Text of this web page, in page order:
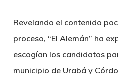
Revelando el contenido
proceso, “El Alemán” ha
escogían los candidatos
municipio de Urabá y